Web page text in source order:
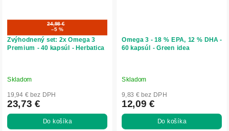
24,98 €
–5 %
Zvýhodnený set: 2x Omega 3
Premium - 40 kapsúl - Herbatica
Skladom
19,94 € bez DPH
23,73 €
Do košíka
Omega 3 - 18 % EPA, 12 % DHA -
60 kapsúl - Green idea
Skladom
9,83 € bez DPH
12,09 €
Do košíka